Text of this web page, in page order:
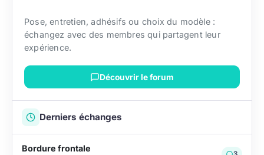
Pose, entretien, adhésifs ou choix du modèle :
échangez avec des membres qui partagent leur
expérience.
Découvrir le forum
Derniers échanges
Bordure frontale